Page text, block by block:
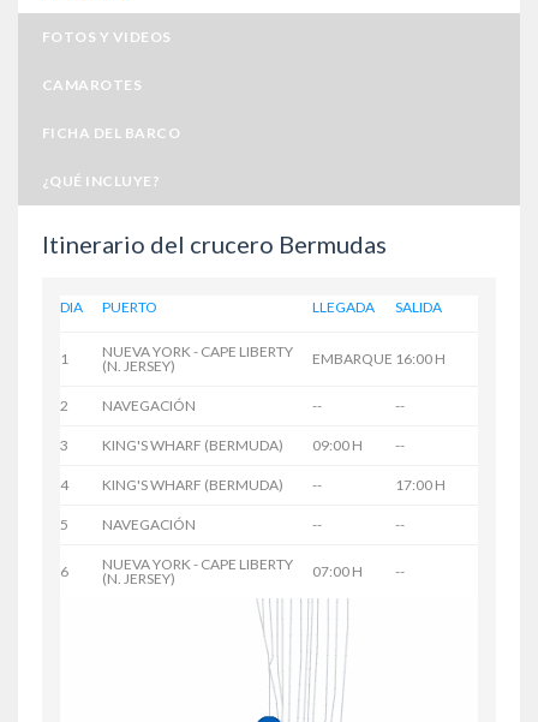
FOTOS Y VIDEOS
CAMAROTES
FICHA DEL BARCO
¿QUÉ INCLUYE?
Itinerario del crucero Bermudas
DIA PUERTO LLEGADA SALIDA
1
NUEVA YORK - CAPE LIBERTY
(N. JERSEY)
EMBARQUE 16:00 H
2 NAVEGACIÓN -- --
3 KING'S WHARF (BERMUDA) 09:00 H --
4 KING'S WHARF (BERMUDA) -- 17:00 H
5 NAVEGACIÓN -- --
6
NUEVA YORK - CAPE LIBERTY
(N. JERSEY)
07:00 H --